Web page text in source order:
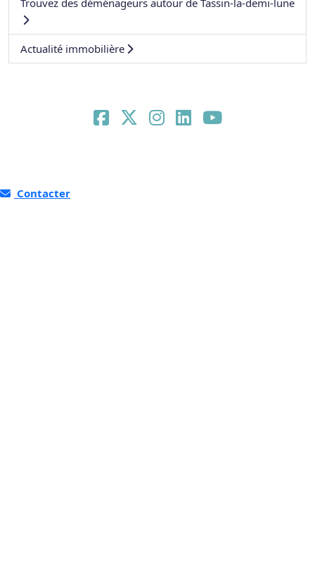
Actualité immobilière
Contacter